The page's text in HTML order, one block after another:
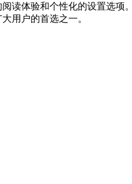
读体验和个性化的设置选项
用户的首选之一。